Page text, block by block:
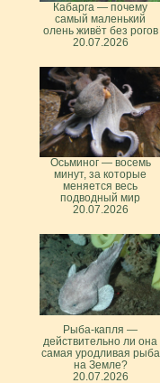
Кабарга — почему
самый маленький
олень живёт без рогов
20.07.2026
Осьминог — восемь
минут, за которые
меняется весь
подводный мир
20.07.2026
Рыба-капля —
действительно ли она
самая уродливая рыба
на Земле?
20.07.2026